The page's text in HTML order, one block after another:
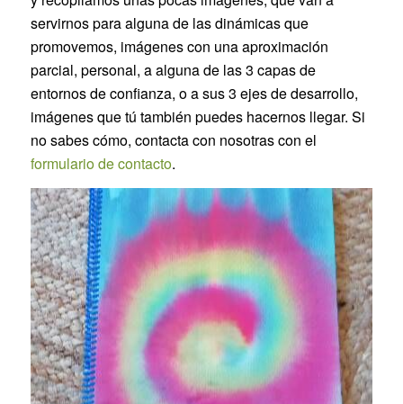
servirnos para alguna de las dinámicas que
promovemos, imágenes con una aproximación
parcial, personal, a alguna de las 3 capas de
entornos de confianza, o a sus 3 ejes de desarrollo,
imágenes que tú también puedes hacernos llegar. Si
no sabes cómo, contacta con nosotras con el
formulario de contacto.